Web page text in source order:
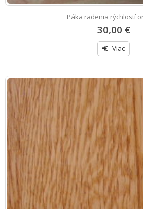
Páka radenia rýchlostí
30,00 €
Viac